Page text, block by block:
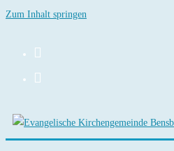
Zum Inhalt springen